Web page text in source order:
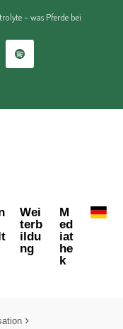
– was Pferde bei
Wei
terb
ildu
ng
M
ed
iat
he
k